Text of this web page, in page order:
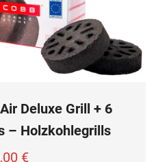
Deluxe Grill + 6
– Holzkohlegrills
€